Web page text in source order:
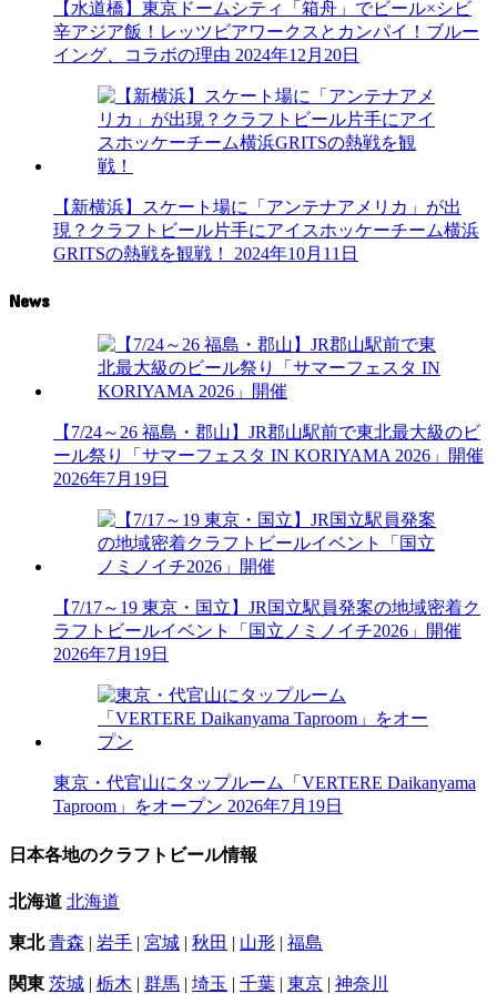
【水道橋】東京ドームシティ「箱舟」でビール×シビ
辛アジア飯！レッツビアワークスとカンパイ！ブルー
イング、コラボの理由 2024年12月20日
【新横浜】スケート場に「アンテナアメリカ」が出
現？クラフトビール片手にアイスホッケーチーム横浜
GRITSの熱戦を観戦！
2024年10月11日
News
【7/24～26 福島・郡山】JR郡山駅前で東北最大級のビ
ール祭り「サマーフェスタ IN KORIYAMA 2026」開催
2026年7月19日
【7/17～19 東京・国立】JR国立駅員発案の地域密着ク
ラフトビールイベント「国立ノミノイチ2026」開催
2026年7月19日
東京・代官山にタップルーム「VERTERE Daikanyama
Taproom」をオープン 2026年7月19日
日本各地のクラフトビール情報
北海道 北海道
東北 青森 | 岩手 | 宮城 | 秋田 | 山形 | 福島
関東 茨城 | 栃木 | 群馬 | 埼玉 | 千葉 | 東京 | 神奈川